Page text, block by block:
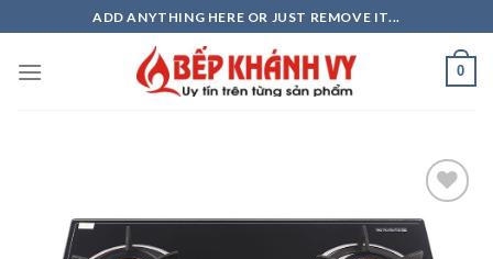
to
content
ADD ANYTHING HERE OR JUST REMOVE IT...
0
Add to
wishlist